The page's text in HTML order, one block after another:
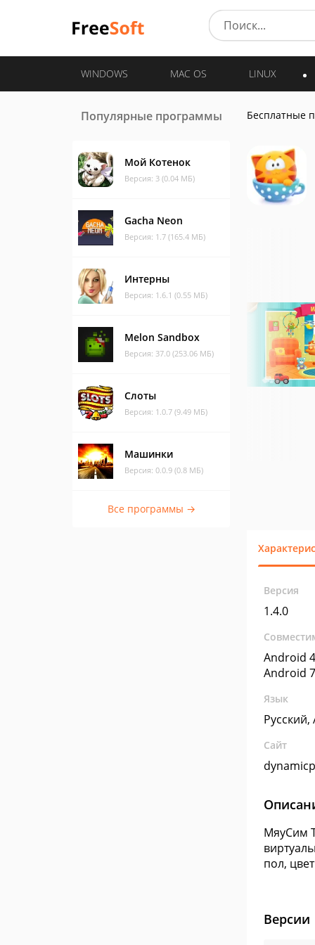
WINDOWS MAC OS LINUX
Популярные программы
Мой Котенок
Версия: 3 (0.04 МБ)
Gacha Neon
Версия: 1.7 (165.4 МБ)
Интерны
Версия: 1.6.1 (0.55 МБ)
Melon Sandbox
Версия: 37.0 (253.06 МБ)
Слоты
Версия: 1.0.7 (9.49 МБ)
Машинки
Версия: 0.0.9 (0.8 МБ)
Все программы →
Бесплатные
Версия
1.4.0
Android
Android
Язык
Сайт
МяуСим
пол,
Версии